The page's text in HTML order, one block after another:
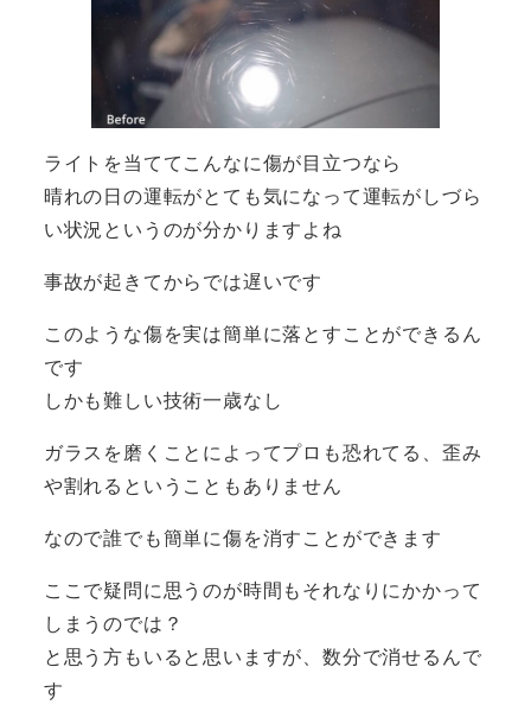
ライトを当ててこんなに傷が目立つなら
晴れの日の運転がとても気になって運転がしづら
い状況というのが分かりますよね
事故が起きてからでは遅いです
このような傷を実は簡単に落とすことができるん
です
しかも難しい技術一歳なし
ガラスを磨くことによってプロも恐れてる、歪み
や割れるということもありません
なので誰でも簡単に傷を消すことができます
ここで疑問に思うのが時間もそれなりにかかって
しまうのでは？
と思う方もいると思いますが、数分で消せるんで
す